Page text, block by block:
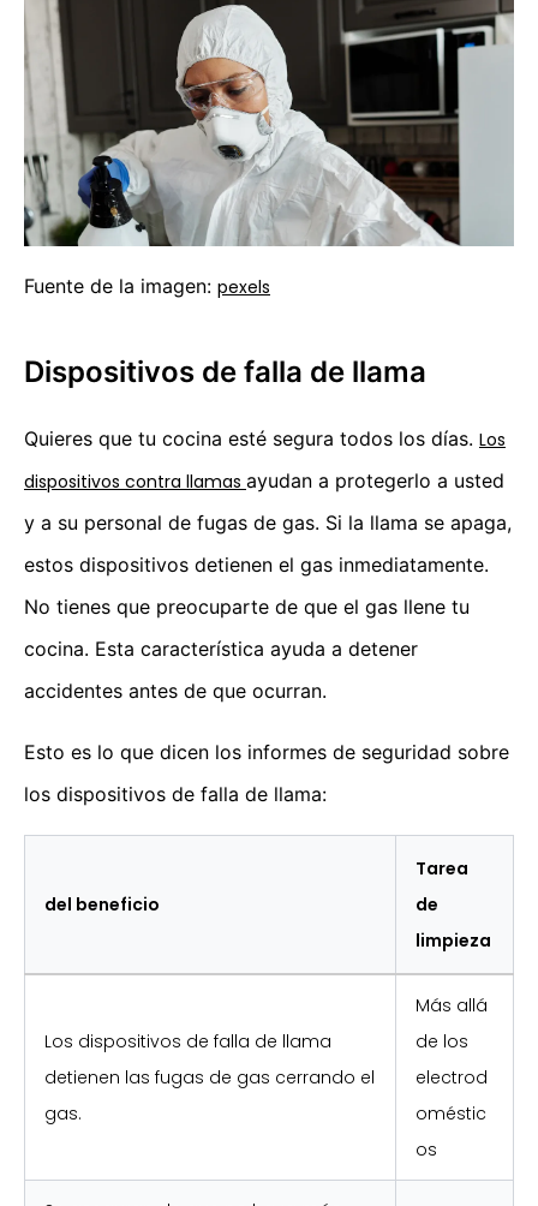
Fuente de la imagen: pexels
Dispositivos de falla de llama
Quieres que tu cocina esté segura todos los días. Los
dispositivos contra llamas ayudan a protegerlo a usted
y a su personal de fugas de gas. Si la llama se apaga,
estos dispositivos detienen el gas inmediatamente.
No tienes que preocuparte de que el gas llene tu
cocina. Esta característica ayuda a detener
accidentes antes de que ocurran.
Esto es lo que dicen los informes de seguridad sobre
los dispositivos de falla de llama:
del beneficio
Tarea
de
limpieza
Los dispositivos de falla de llama
detienen las fugas de gas cerrando el
gas.
Más allá
de los
electrod
oméstic
os